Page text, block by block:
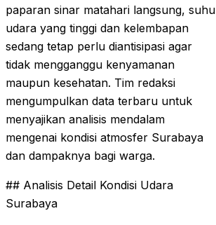
paparan sinar matahari langsung, suhu
udara yang tinggi dan kelembapan
sedang tetap perlu diantisipasi agar
tidak mengganggu kenyamanan
maupun kesehatan. Tim redaksi
mengumpulkan data terbaru untuk
menyajikan analisis mendalam
mengenai kondisi atmosfer Surabaya
dan dampaknya bagi warga.
## Analisis Detail Kondisi Udara
Surabaya